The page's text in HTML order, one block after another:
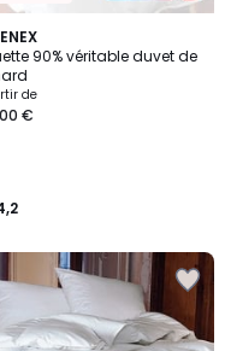
90% véritable duvet de
de
€